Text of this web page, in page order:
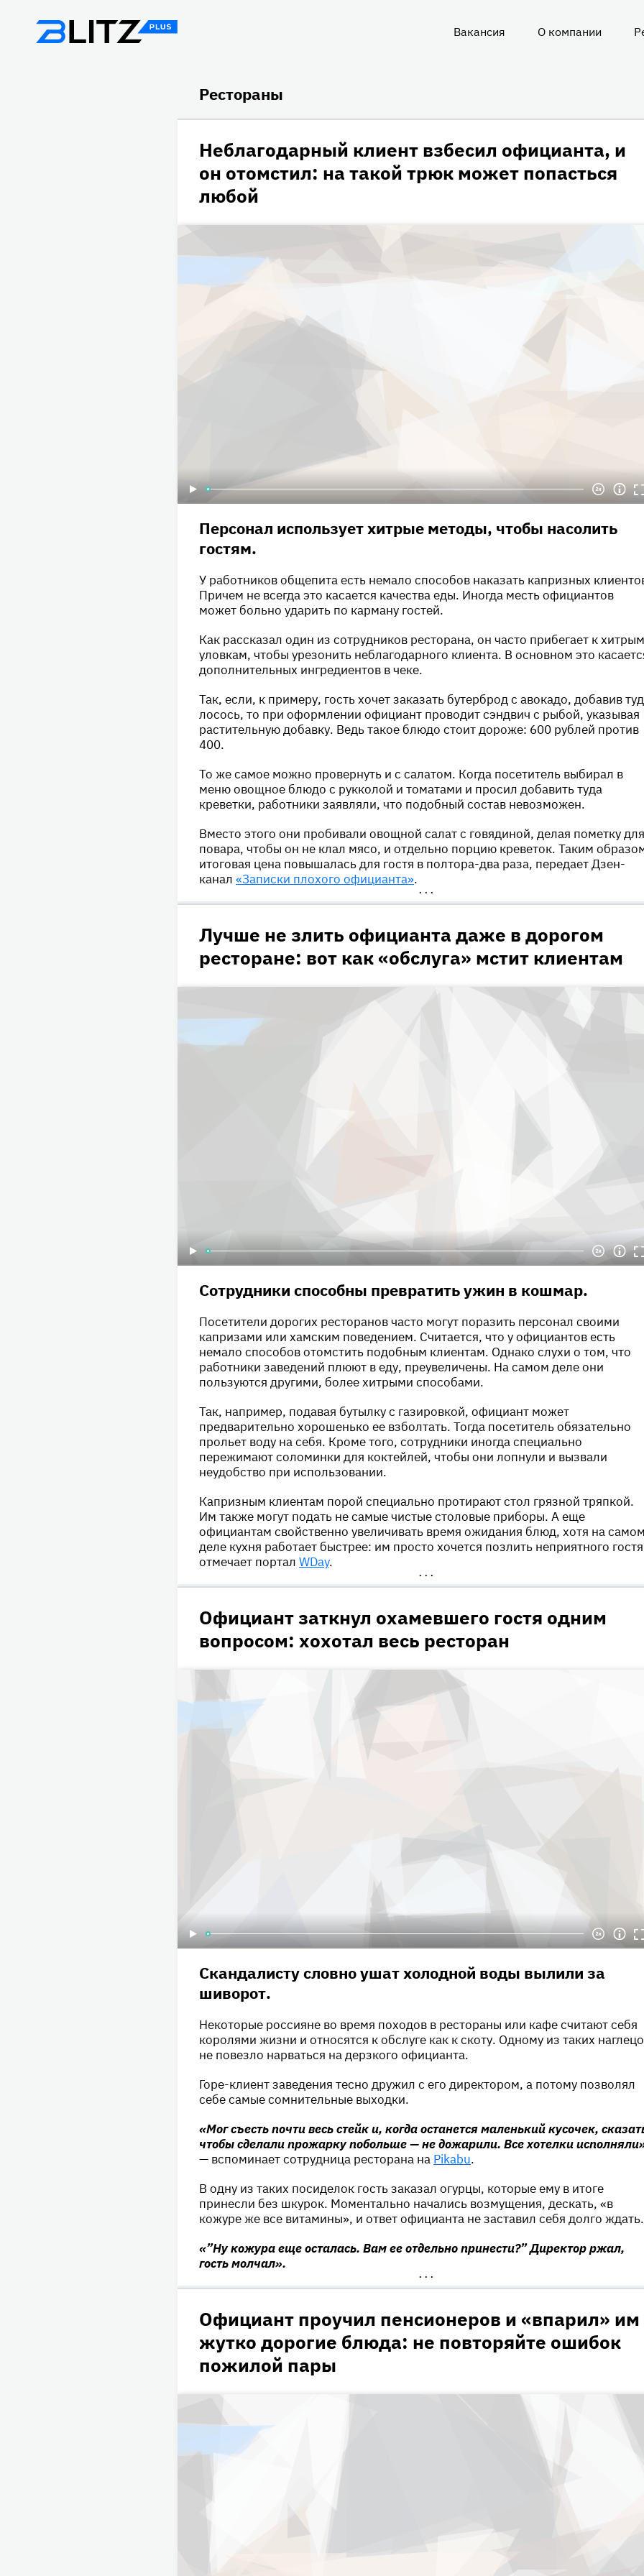
Вакансия О компании
Рестораны
Неблагодарный клиент взбесил официанта, и
он отомстил: на такой трюк может попасться
любой
Персонал использует хитрые методы, чтобы насолить
гостям.
У работников общепита есть немало способов наказать капризных
Причем не всегда это касается качества еды. Иногда месть официантов
может больно ударить по карману гостей.
Как рассказал один из сотрудников ресторана, он часто прибегает к хитрым
уловкам, чтобы урезонить неблагодарного клиента. В основном это
дополнительных ингредиентов в чеке.
Так, если, к примеру, гость хочет заказать бутерброд с авокадо, добавив
лосось, то при оформлении официант проводит сэндвич с рыбой, указывая
растительную добавку. Ведь такое блюдо стоит дороже: 600 рублей против
400.
То же самое можно провернуть и с салатом. Когда посетитель выбирал в
меню овощное блюдо с рукколой и томатами и просил добавить туда
креветки, работники заявляли, что подобный состав невозможен.
Вместо этого они пробивали овощной салат с говядиной, делая пометку для
повара, чтобы он не клал мясо, и отдельно порцию креветок. Таким
итоговая цена повышалась для гостя в полтора-два раза, передает Дзен-
канал «Записки плохого официанта».
•••
Лучше не злить официанта даже в дорогом
ресторане: вот как «обслуга» мстит клиентам
Сотрудники способны превратить ужин в кошмар.
Посетители дорогих ресторанов часто могут поразить персонал своими
капризами или хамским поведением. Считается, что у официантов есть
немало способов отомстить подобным клиентам. Однако слухи о том, что
работники заведений плюют в еду, преувеличены. На самом деле они
пользуются другими, более хитрыми способами.
Так, например, подавая бутылку с газировкой, официант может
предварительно хорошенько ее взболтать. Тогда посетитель обязательно
прольет воду на себя. Кроме того, сотрудники иногда специально
пережимают соломинки для коктейлей, чтобы они лопнули и вызвали
неудобство при использовании.
Капризным клиентам порой специально протирают стол грязной тряпкой.
Им также могут подать не самые чистые столовые приборы. А еще
официантам свойственно увеличивать время ожидания блюд, хотя на
деле кухня работает быстрее: им просто хочется позлить неприятного
отмечает портал WDay.
•••
Официант заткнул охамевшего гостя одним
вопросом: хохотал весь ресторан
Скандалисту словно ушат холодной воды вылили за
шиворот.
Некоторые россияне во время походов в рестораны или кафе считают себя
королями жизни и относятся к обслуге как к скоту. Одному из таких
не повезло нарваться на дерзкого официанта.
Горе-клиент заведения тесно дружил с его директором, а потому позволял
себе самые сомнительные выходки.
«Мог съесть почти весь стейк и, когда останется маленький кусочек,
чтобы сделали прожарку побольше — не дожарили. Все хотелки
— вспоминает сотрудница ресторана на Pikabu.
В одну из таких посиделок гость заказал огурцы, которые ему в итоге
принесли без шкурок. Моментально начались возмущения, дескать, «в
кожуре же все витамины», и ответ официанта не заставил себя долго ждать.
«”Ну кожура еще осталась. Вам ее отдельно принести?” Директор ржал,
гость молчал».
•••
Официант проучил пенсионеров и «впарил» им
жутко дорогие блюда: не повторяйте ошибок
пожилой пары